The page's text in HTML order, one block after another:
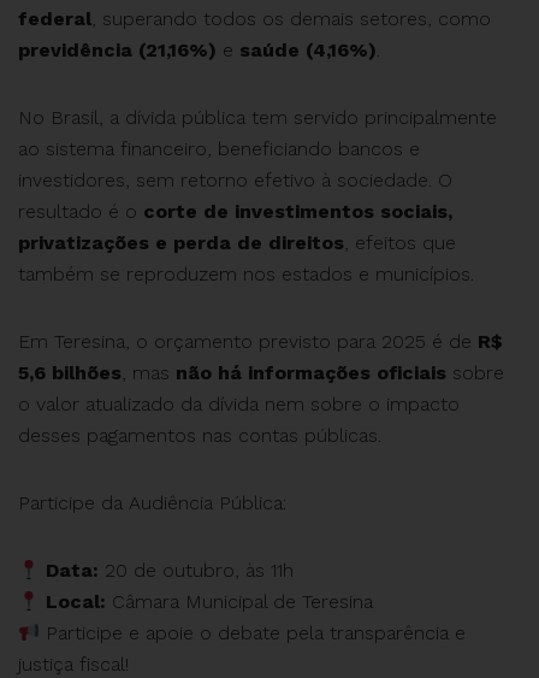
federal, superando todos os demais setores, como
previdência (21,16%) e saúde (4,16%).
No Brasil, a dívida pública tem servido principalmente
ao sistema financeiro, beneficiando bancos e
investidores, sem retorno efetivo à sociedade. O
resultado é o corte de investimentos sociais,
privatizações e perda de direitos, efeitos que
também se reproduzem nos estados e municípios.
Em Teresina, o orçamento previsto para 2025 é de R$
5,6 bilhões, mas não há informações oficiais sobre
o valor atualizado da dívida nem sobre o impacto
desses pagamentos nas contas públicas.
Participe da Audiência Pública:
Data: 20 de outubro, às 11h
Local: Câmara Municipal de Teresina
Participe e apoie o debate pela transparência e
justiça fiscal!